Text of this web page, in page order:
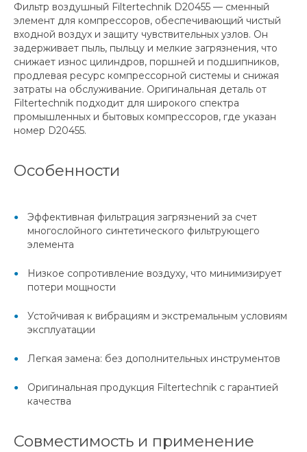
Фильтр воздушный Filtertechnik D20455 — сменный
элемент для компрессоров, обеспечивающий чистый
входной воздух и защиту чувствительных узлов. Он
задерживает пыль, пыльцу и мелкие загрязнения, что
снижает износ цилиндров, поршней и подшипников,
продлевая ресурс компрессорной системы и снижая
затраты на обслуживание. Оригинальная деталь от
Filtertechnik подходит для широкого спектра
промышленных и бытовых компрессоров, где указан
номер D20455.
Особенности
Эффективная фильтрация загрязнений за счет
многослойного синтетического фильтрующего
элемента
Низкое сопротивление воздуху, что минимизирует
потери мощности
Устойчивая к вибрациям и экстремальным условиям
эксплуатации
Легкая замена: без дополнительных инструментов
Оригинальная продукция Filtertechnik с гарантией
качества
Совместимость и применение